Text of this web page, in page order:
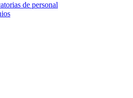
de personal